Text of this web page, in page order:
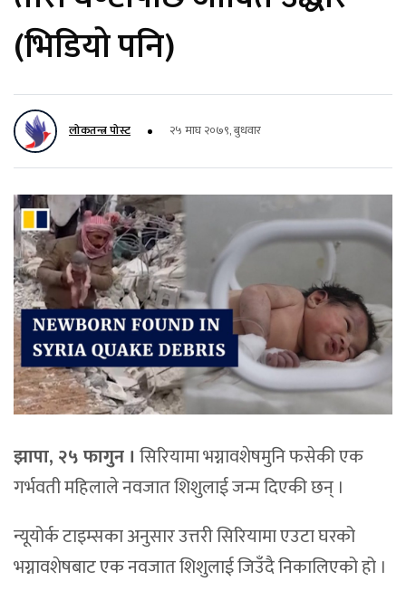
(भिडियो पनि)
लोकतन्त्र पोस्ट २५ माघ २०७९, बुधवार
झापा, २५ फागुन । सिरियामा भग्नावशेषमुनि फसेकी एक
गर्भवती महिलाले नवजात शिशुलाई जन्म दिएकी छन् ।
न्यूयोर्क टाइम्सका अनुसार उत्तरी सिरियामा एउटा घरको
भग्नावशेषबाट एक नवजात शिशुलाई जिउँदै निकालिएको हो ।